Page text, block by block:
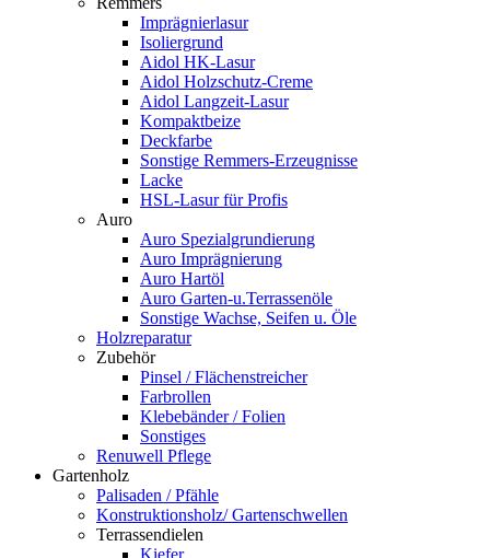
Imprägnierlasur
Isoliergrund
Aidol HK-Lasur
Aidol Holzschutz-Creme
Aidol Langzeit-Lasur
Kompaktbeize
Deckfarbe
Sonstige Remmers-Erzeugnisse
Lacke
HSL-Lasur für Profis
Auro
Auro Spezialgrundierung
Auro Imprägnierung
Auro Hartöl
Auro Garten-u.Terrassenöle
Sonstige Wachse, Seifen u. Öle
Holzreparatur
Zubehör
Pinsel / Flächenstreicher
Farbrollen
Klebebänder / Folien
Sonstiges
Renuwell Pflege
Gartenholz
Palisaden / Pfähle
Konstruktionsholz/ Gartenschwellen
Terrassendielen